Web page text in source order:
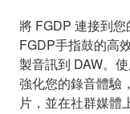
將 FGDP 連接到
FGDP手指鼓的高
製音訊到 DAW。
強化您的錄音體驗
片，並在社群媒體